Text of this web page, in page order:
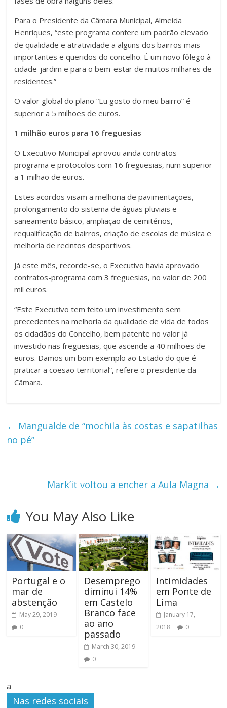
Para o Presidente da Câmara Municipal, Almeida
Henriques, “este programa confere um padrão elevado
de qualidade e atratividade a alguns dos bairros mais
importantes e queridos do concelho. É um novo fôlego à
cidade-jardim e para o bem-estar de muitos milhares de
residentes.”
O valor global do plano “Eu gosto do meu bairro” é
superior a 5 milhões de euros.
1 milhão euros para 16 freguesias
O Executivo Municipal aprovou ainda contratos-
programa e protocolos com 16 freguesias, num superior
a 1 milhão de euros.
Estes acordos visam a melhoria de pavimentações,
prolongamento do sistema de águas pluviais e
saneamento básico, ampliação de cemitérios,
requalificação de bairros, criação de escolas de música e
melhoria de recintos desportivos.
Já este mês, recorde-se, o Executivo havia aprovado
contratos-programa com 3 freguesias, no valor de 200
mil euros.
“Este Executivo tem feito um investimento sem
precedentes na melhoria da qualidade de vida de todos
os cidadãos do Concelho, bem patente no valor já
investido nas freguesias, que ascende a 40 milhões de
euros. Damos um bom exemplo ao Estado do que é
praticar a coesão territorial”, refere o presidente da
Câmara.
← Mangualde de “mochila às costas e sapatilhas
no pé”
Mark’it voltou a encher a Aula Magna →
You May Also Like
Portugal e o
mar de
abstenção
May 29, 2019
0
Desemprego
diminui 14%
em Castelo
Branco face
ao ano
passado
March 30, 2019
0
Intimidades
em Ponte de
Lima
January 17,
2018
0
a
Nas redes sociais